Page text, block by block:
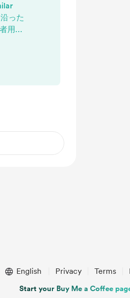
った
用
English Privacy Terms
Start your Buy Me a Coffee